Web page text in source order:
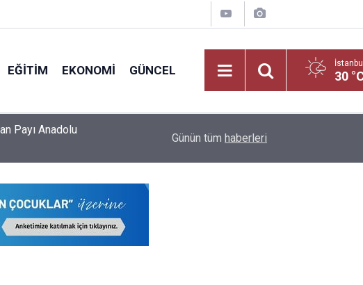
EĞITIM EKONOMI GÜNCEL 30
O Branş Öğretmenlerine Hak İadesi Geldi!
Günün tüm haberleri